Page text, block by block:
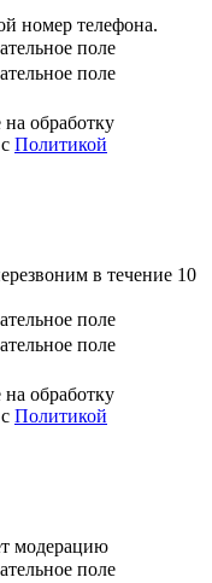
номер телефона.
поле
поле
обработку
Политикой
в течение 10
поле
поле
обработку
Политикой
модерацию
поле